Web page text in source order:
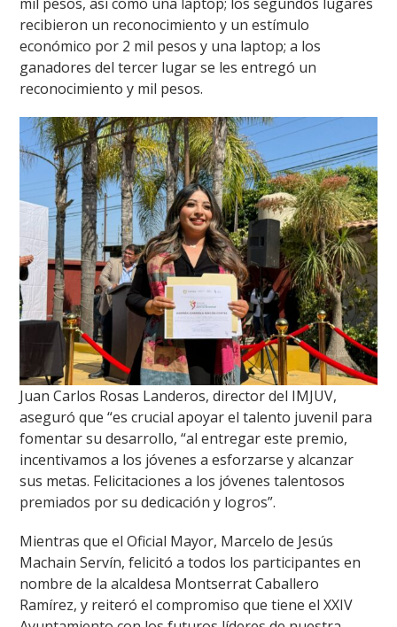
recibieron un reconocimiento y un estímulo
económico por 2 mil pesos y una laptop; a los
ganadores del tercer lugar se les entregó un
reconocimiento y mil pesos.
Juan Carlos Rosas Landeros, director del IMJUV,
aseguró que “es crucial apoyar el talento juvenil para
fomentar su desarrollo, “al entregar este premio,
incentivamos a los jóvenes a esforzarse y alcanzar
sus metas. Felicitaciones a los jóvenes talentosos
premiados por su dedicación y logros”.
Mientras que el Oficial Mayor, Marcelo de Jesús
Machain Servín, felicitó a todos los participantes en
nombre de la alcaldesa Montserrat Caballero
Ramírez, y reiteró el compromiso que tiene el XXIV